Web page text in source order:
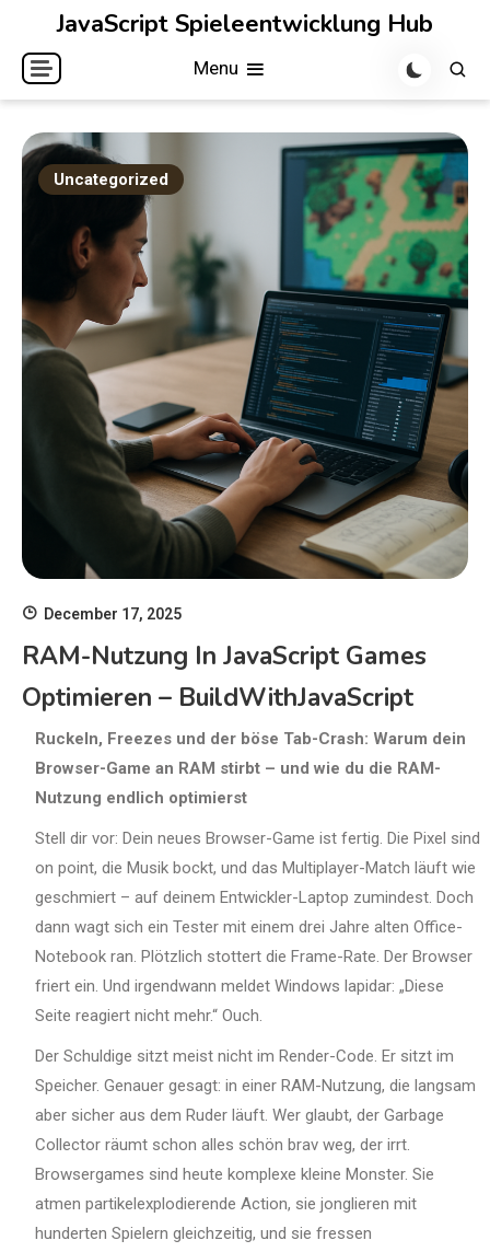
content
JavaScript Spieleentwicklung Hub
Menu
Uncategorized
December 17, 2025
RAM-Nutzung In JavaScript Games
Optimieren – BuildWithJavaScript
Ruckeln, Freezes und der böse Tab-Crash: Warum dein
Browser-Game an RAM stirbt – und wie du die RAM-
Nutzung endlich optimierst
Stell dir vor: Dein neues Browser-Game ist fertig. Die Pixel sind
on point, die Musik bockt, und das Multiplayer-Match läuft wie
geschmiert – auf deinem Entwickler-Laptop zumindest. Doch
dann wagt sich ein Tester mit einem drei Jahre alten Office-
Notebook ran. Plötzlich stottert die Frame-Rate. Der Browser
friert ein. Und irgendwann meldet Windows lapidar: „Diese
Seite reagiert nicht mehr.“ Ouch.
Der Schuldige sitzt meist nicht im Render-Code. Er sitzt im
Speicher. Genauer gesagt: in einer RAM-Nutzung, die langsam
aber sicher aus dem Ruder läuft. Wer glaubt, der Garbage
Collector räumt schon alles schön brav weg, der irrt.
Browsergames sind heute komplexe kleine Monster. Sie
atmen partikelexplodierende Action, sie jonglieren mit
hunderten Spielern gleichzeitig, und sie fressen